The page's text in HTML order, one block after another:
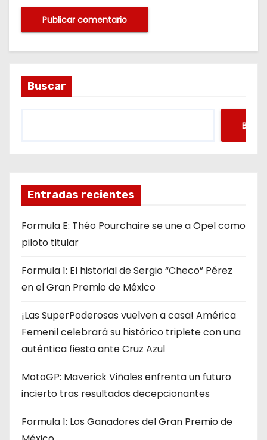
Buscar
Entradas recientes
Formula E: Théo Pourchaire se une a Opel como
piloto titular
Formula 1: El historial de Sergio “Checo” Pérez
en el Gran Premio de México
¡Las SuperPoderosas vuelven a casa! América
Femenil celebrará su histórico triplete con una
auténtica fiesta ante Cruz Azul
MotoGP: Maverick Viñales enfrenta un futuro
incierto tras resultados decepcionantes
Formula 1: Los Ganadores del Gran Premio de